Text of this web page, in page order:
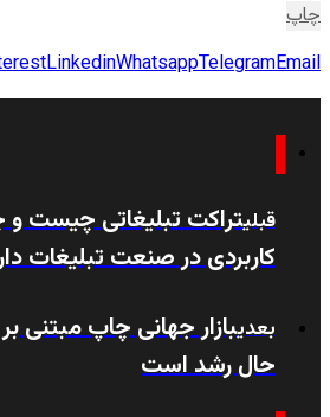
چاپ
LinkedinWhatsappTelegramEmail
قبلیتراکت تبلیغاتی چیست
کاربردی در صنعت تبلیغات
بعدیبازار جهانی چاپ مبتنی
حال رشد است